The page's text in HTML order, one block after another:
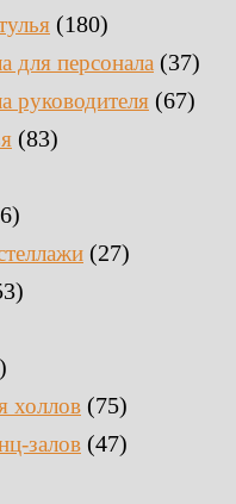
(180)
для персонала (37)
руководителя (67)
(83)
(27)
холлов (75)
залов (47)